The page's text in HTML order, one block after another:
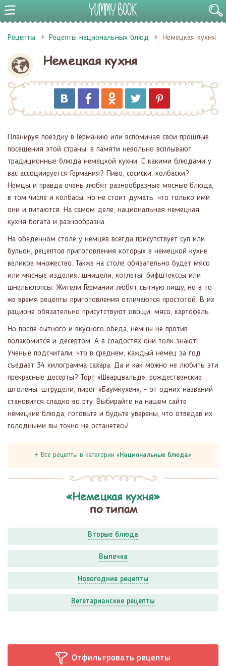
Рецепты Рецепты национальных блюд Немецкая кухня
Немецкая кухня
Планируя поездку в Германию или вспоминая свои прошлые
посещения этой страны, в памяти невольно всплывают
традиционные блюда немецкой кухни. С какими блюдами у
вас ассоциируется Германия? Пиво, сосиски, колбаски?
Немцы и правда очень любят разнообразные мясные блюда,
в том числе и колбасы, но не стоит думать, что только ими
они и питаются. На самом деле, национальная немецкая
кухня богата и разнообразна.
На обеденном столе у немцев всегда присутствует суп или
бульон, рецептов приготовления которых в немецкой кухне
великое множество. Также на столе обязательно будет мясо
или мясные изделия: шницели, котлеты, бифштекссы или
шнельклопсы. Жители Германии любят сытную пищу, но в то
же время рецепты приготовления отличаются простотой. В их
рационе обязательно присутствуют овощи, мясо, картофель.
Но после сытного и вкусного обеда, немцы не против
полакомится и десертом. А в сладостях они толк знают!
Ученые подсчитали, что в среднем, каждый немец за год
съедает 34 килограмма сахара. Да и как можно не любить эти
прекрасные десерты? Торт «Шварцвальд», рождественские
штолены, штрудели, пирог «Баумкухен», - от одних названий
становится сладко во рту. Выбирайте на нашем сайте
немецкие блюда, готовьте и будьте уверены, что отведав их
голодными вы точно не останетесь!
← Все рецепты в категории «Национальные блюда»
«Немецкая кухня»
по типам
Вторые блюда
Выпечка
Новогодние рецепты
Вегетарианские рецепты
Отфильтровать рецепты